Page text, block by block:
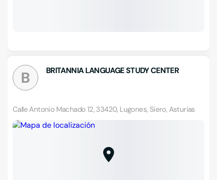
B BRITANNIA LANGUAGE STUDY CENTER
Calle Antonio Machado 12, 33420, Lugones, Siero, Asturias